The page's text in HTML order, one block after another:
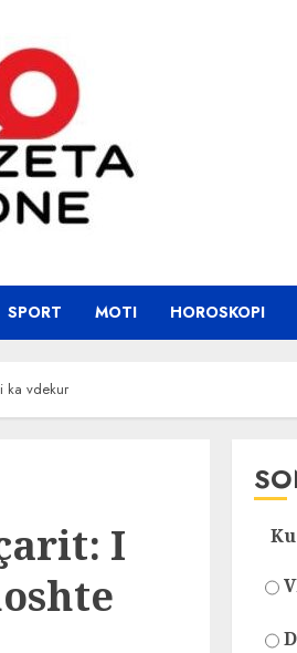
SPORT MOTI HOROSKOPI
ka vdekur
I